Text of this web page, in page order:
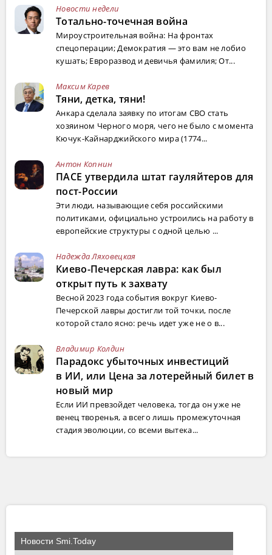
Новости недели
Тотально-точечная война
Мироустроительная война: На фронтах
спецоперации; Демократия — это вам не лобио
кушать; Евроразвод и девичья фамилия; От...
Максим Карев
Тяни, детка, тяни!
Анкара сделала заявку по итогам СВО стать
хозяином Черного моря, чего не было с момента
Кючук-Кайнарджийского мира (1774...
Антон Копнин
ПАСЕ утвердила штат гауляйтеров для
пост-России
Эти люди, называющие себя российскими
политиками, официально устроились на работу в
европейские структуры с одной целью ...
Надежда Ляховецкая
Киево-Печерская лавра: как был
открыт путь к захвату
Весной 2023 года события вокруг Киево-
Печерской лавры достигли той точки, после
которой стало ясно: речь идет уже не о в...
Владимир Колдин
Парадокс убыточных инвестиций
в ИИ, или Цена за лотерейный билет в
новый мир
Если ИИ превзойдет человека, тогда он уже не
венец творенья, а всего лишь промежуточная
стадия эволюции, со всеми вытека...